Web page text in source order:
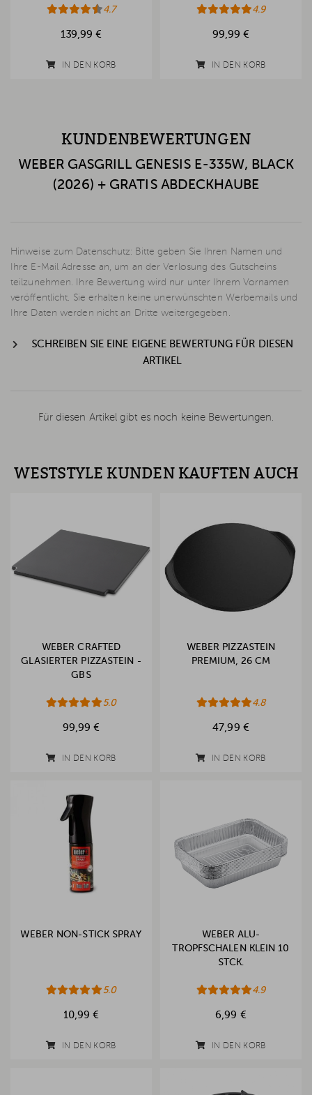
4.7
139,99 €
IN DEN KORB
4.9
99,99 €
IN DEN KORB
KUNDENBEWERTUNGEN
WEBER GASGRILL GENESIS E-335W, BLACK
(2026) + GRATIS ABDECKHAUBE
Hinweise zum Datenschutz: Bitte geben Sie Ihren Namen und
Ihre E-Mail Adresse an, um an der Verlosung des Gutscheins
teilzunehmen. Ihre Bewertung wird nur unter Ihrem Vornamen
veröffentlicht. Sie erhalten keine unerwünschten Werbemails und
Ihre Daten werden nicht an Dritte weitergegeben.
SCHREIBEN SIE EINE EIGENE BEWERTUNG FÜR DIESEN
ARTIKEL
Für diesen Artikel gibt es noch keine Bewertungen.
WESTSTYLE KUNDEN KAUFTEN AUCH
WEBER CRAFTED
GLASIERTER PIZZASTEIN -
GBS
5.0
99,99 €
IN DEN KORB
WEBER PIZZASTEIN
PREMIUM, 26 CM
4.8
47,99 €
IN DEN KORB
WEBER NON-STICK SPRAY
5.0
10,99 €
IN DEN KORB
WEBER ALU-
TROPFSCHALEN KLEIN 10
STCK.
4.9
6,99 €
IN DEN KORB